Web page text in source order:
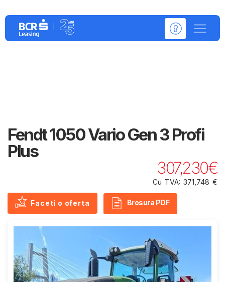
Fendt 1050 Vario Gen 3 Profi
Plus
307,230€
Cu TVA: 371,748 €
Faceti o oferta Brosura PDF